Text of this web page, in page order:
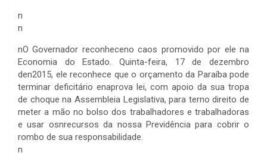
n
n
nO Governador reconheceno caos promovido por ele na
Economia do Estado. Quinta-feira, 17 de dezembro
den2015, ele reconhece que o orçamento da Paraíba pode
terminar deficitário enaprova lei, com apoio da sua tropa
de choque na Assembleia Legislativa, para terno direito de
meter a mão no bolso dos trabalhadores e trabalhadoras
e usar osnrecursos da nossa Previdência para cobrir o
rombo de sua responsabilidade.
n